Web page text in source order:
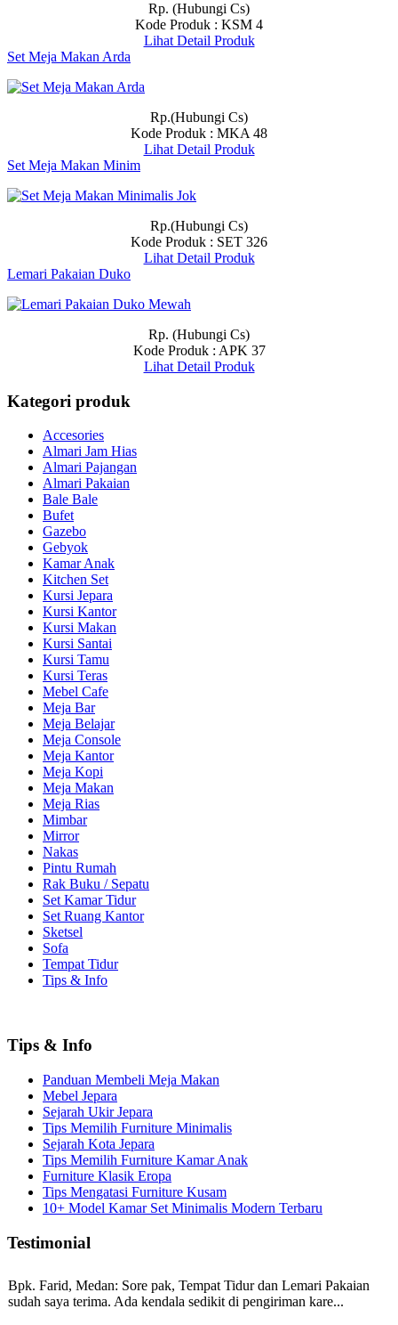
Rp. (Hubungi Cs)
Kode Produk : KSM 4
Lihat Detail Produk
Set Meja Makan Arda
Rp.(Hubungi Cs)
Kode Produk : MKA 48
Lihat Detail Produk
Set Meja Makan Minim
Rp.(Hubungi Cs)
Kode Produk : SET 326
Lihat Detail Produk
Lemari Pakaian Duko
Rp. (Hubungi Cs)
Kode Produk : APK 37
Lihat Detail Produk
Kategori produk
Accesories
Almari Jam Hias
Almari Pajangan
Almari Pakaian
Bale Bale
Bufet
Gazebo
Gebyok
Kamar Anak
Kitchen Set
Kursi Jepara
Kursi Kantor
Kursi Makan
Kursi Santai
Kursi Tamu
Kursi Teras
Mebel Cafe
Meja Bar
Meja Belajar
Meja Console
Meja Kantor
Meja Kopi
Meja Makan
Meja Rias
Mimbar
Mirror
Nakas
Pintu Rumah
Rak Buku / Sepatu
Set Kamar Tidur
Set Ruang Kantor
Sketsel
Sofa
Tempat Tidur
Tips & Info
Tips & Info
Panduan Membeli Meja Makan
Mebel Jepara
Sejarah Ukir Jepara
Tips Memilih Furniture Minimalis
Sejarah Kota Jepara
Tips Memilih Furniture Kamar Anak
Furniture Klasik Eropa
Tips Mengatasi Furniture Kusam
10+ Model Kamar Set Minimalis Modern Terbaru
Testimonial
Bpk. Farid, Medan: Sore pak, Tempat Tidur dan Lemari Pakaian
sudah saya terima. Ada kendala sedikit di pengiriman kare...